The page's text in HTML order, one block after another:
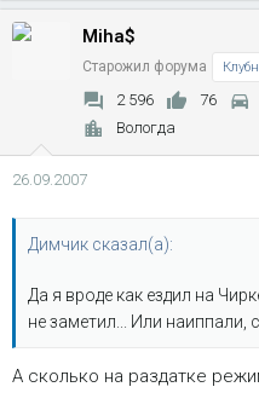
Miha$
Старожил форума
2 596 76
Вологда
26.09.2007
Димчик сказал(а):
Да я вроде как ездил на
не заметил... Или наиппали,
А сколько на раздатке